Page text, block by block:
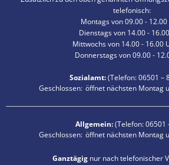
telefonisch:
Montags von 09.00 - 12.00
Dienstags von 14.00 -
Mittwochs von 14.00 - 16.00
Donnerstags von 09.00 -
Sozialamt:(Telefon:06501 –
Klicken, um weitere Öffnungs- oder
Geschlossen: öffnet nächsten Montag
Allgemein:(Telefon:06501
Klicken, um weitere Öffnungs- oder
Geschlossen: öffnet nächsten Montag
Ganztägig nur nach telefonischer